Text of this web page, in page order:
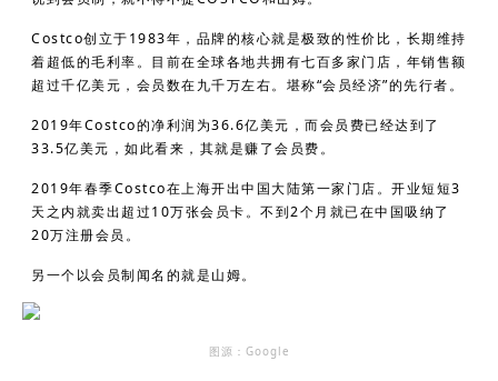
Costco创立于1983年，品牌的核心就是极致的性价比，长期维持
着超低的毛利率。目前在全球各地共拥有七百多家门店，年销售额
超过千亿美元，会员数在九千万左右。堪称“会员经济”的先行者。
2019年Costco的净利润为36.6亿美元，而会员费已经达到了
33.5亿美元，如此看来，其就是赚了会员费。
2019年春季Costco在上海开出中国大陆第一家门店。开业短短3
天之内就卖出超过10万张会员卡。不到2个月就已在中国吸纳了
20万注册会员。
另一个以会员制闻名的就是山姆。
图源：Google